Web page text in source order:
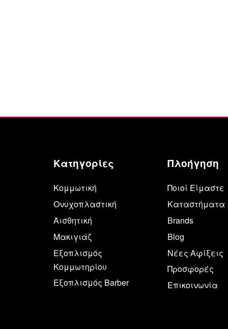
Κατηγορίες
Κομμωτική
Ονυχοπλαστική
Αισθητική
Μακιγιάζ
Εξοπλισμός
Κομμωτηρίου
Εξοπλισμός Barber
Πλοήγηση
Ποιοί Είμαστε
Καταστήματα
Brands
Blog
Νέες Αφίξεις
Προσφορές
Επικοινωνία